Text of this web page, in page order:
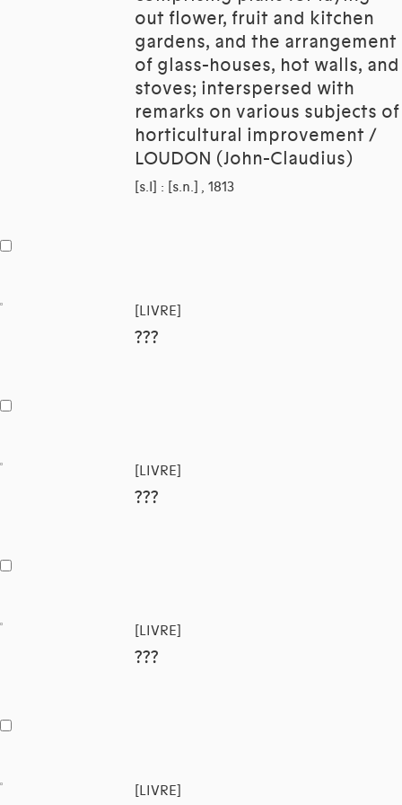
out flower, fruit and kitchen
gardens, and the arrangement
of glass-houses, hot walls, and
stoves; interspersed with
remarks on various subjects of
horticultural improvement /
LOUDON (John-Claudius)
[s.l] : [s.n.] , 1813
[LIVRE]
???
[LIVRE]
???
[LIVRE]
???
[LIVRE]